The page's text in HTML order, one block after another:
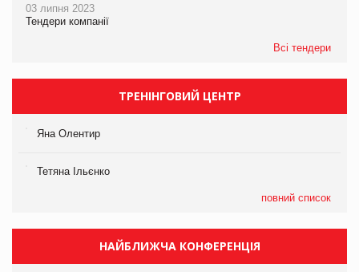
03 липня 2023
Тендери компанії
Всі тендери
ТРЕНІНГОВИЙ ЦЕНТР
Яна Олентир
Тетяна Ільєнко
повний список
НАЙБЛИЖЧА КОНФЕРЕНЦІЯ